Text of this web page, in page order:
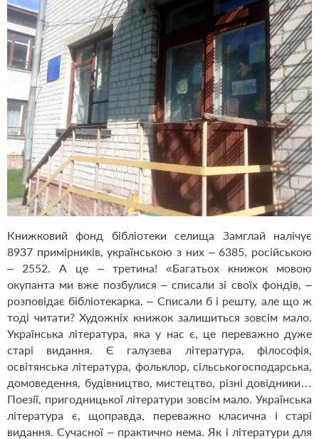
Книжковий фонд бібліотеки селища Замглай налічує
8937 примірників, українською з них – 6385, російською
– 2552. А це – третина! «Багатьох книжок мовою
окупанта ми вже позбулися – списали зі своїх фондів, –
розповідає бібліотекарка. – Списали б і решту, але що ж
тоді читати? Художніх книжок залишиться зовсім мало.
Українська література, яка у нас є, це переважно дуже
старі видання. Є галузева література, філософія,
освітянська література, фольклор, сільськогосподарська,
домоведення, будівництво, мистецтво, різні довідники…
Поезії, пригодницької літератури зовсім мало. Українська
література є, щоправда, переважно класична і старі
видання. Сучасної – практично нема. Як і літератури для